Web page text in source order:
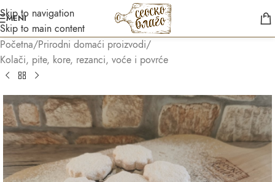
Skip to navigation
Skip to main content
MENI
Početna/Prirodni domaći proizvodi/
Kolači, pite, kore, rezanci, voće i povrće